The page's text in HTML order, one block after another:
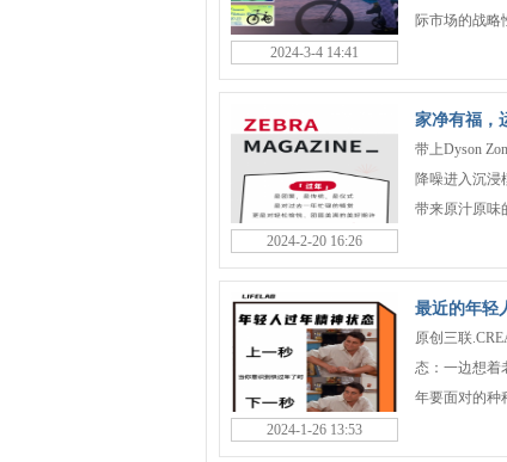
2024-3-4 14:41
际市场的战略
2024-2-20 16:26
家净有福，
带上Dyson
降噪进入沉浸
带来原汁原味
2024-1-26 13:53
最近的年轻
原创三联
态：一边想着
年要面对的种